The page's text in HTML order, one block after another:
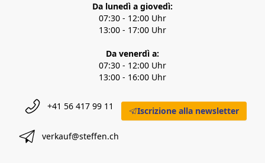
Da lunedì a giovedì:
07:30 - 12:00 Uhr
13:00 - 17:00 Uhr
Da venerdì a:
07:30 - 12:00 Uhr
13:00 - 16:00 Uhr
+41 56 417 99 11
verkauf@steffen.ch
Iscrizione alla newsletter